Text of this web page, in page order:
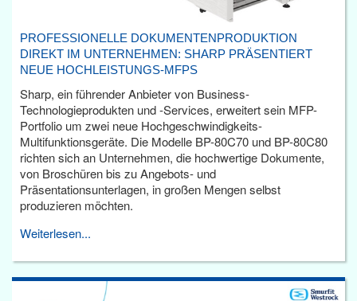
PROFESSIONELLE DOKUMENTENPRODUKTION
DIREKT IM UNTERNEHMEN: SHARP PRÄSENTIERT
NEUE HOCHLEISTUNGS-MFPS
Sharp, ein führender Anbieter von Business-
Technologieprodukten und -Services, erweitert sein MFP-
Portfolio um zwei neue Hochgeschwindigkeits-
Multifunktionsgeräte. Die Modelle BP-80C70 und BP-80C80
richten sich an Unternehmen, die hochwertige Dokumente,
von Broschüren bis zu Angebots- und
Präsentationsunterlagen, in großen Mengen selbst
produzieren möchten.
Weiterlesen...